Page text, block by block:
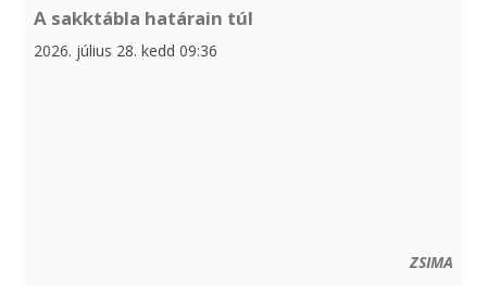
A sakktábla határain túl
2026. július 28. kedd 09:36
ZSIMA